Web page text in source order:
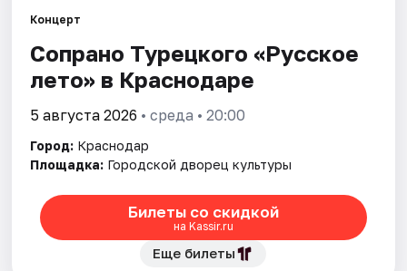
Города
Площадки
Рейтинги
Концерт
Сопрано Турецкого «Русское
лето» в Краснодаре
5 августа 2026 • среда • 20:00
Город: Краснодар
Площадка: Городской дворец культуры
Билеты со скидкой
на Kassir.ru
Еще билеты